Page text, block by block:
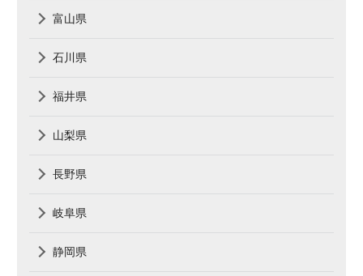
富山県
石川県
福井県
山梨県
長野県
岐阜県
静岡県